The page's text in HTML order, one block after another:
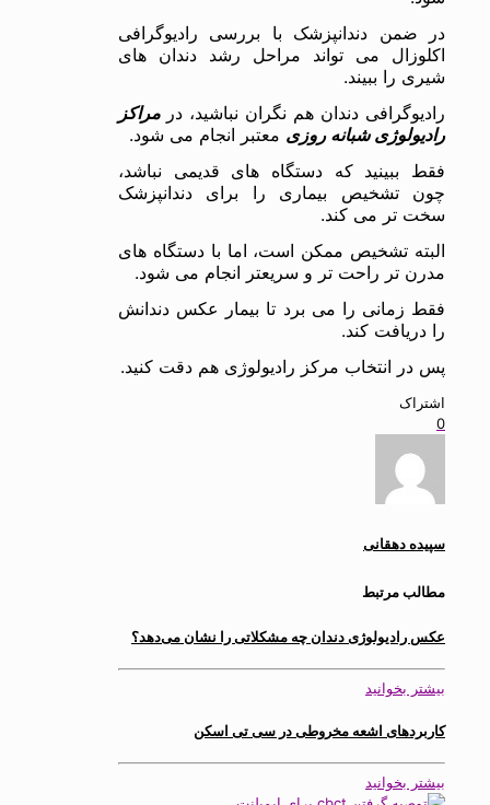
در ضمن دندانپزشک با بررسی رادیوگرافی
اکلوزال می تواند مراحل رشد دندان های
شیری را ببیند.
رادیوگرافی دندان هم نگران نباشید، در مراکز
رادیولوژی شبانه روزی معتبر انجام می شود.
فقط ببینید که دستگاه های قدیمی نباشد،
چون تشخیص بیماری را برای دندانپزشک
سخت تر می کند.
البته تشخیص ممکن است، اما با دستگاه های
مدرن تر راحت تر و سریعتر انجام می شود.
فقط زمانی را می برد تا بیمار عکس دندانش
را دریافت کند.
پس در انتخاب مرکز رادیولوژی هم دقت کنید.
اشتراک
0
سپیده دهقانی
مطالب مرتبط
عکس رادیولوژی دندان چه مشکلاتی را نشان می‌دهد؟
بیشتر بخوانید
کاربردهای اشعه مخروطی در سی تی اسکن
بیشتر بخوانید